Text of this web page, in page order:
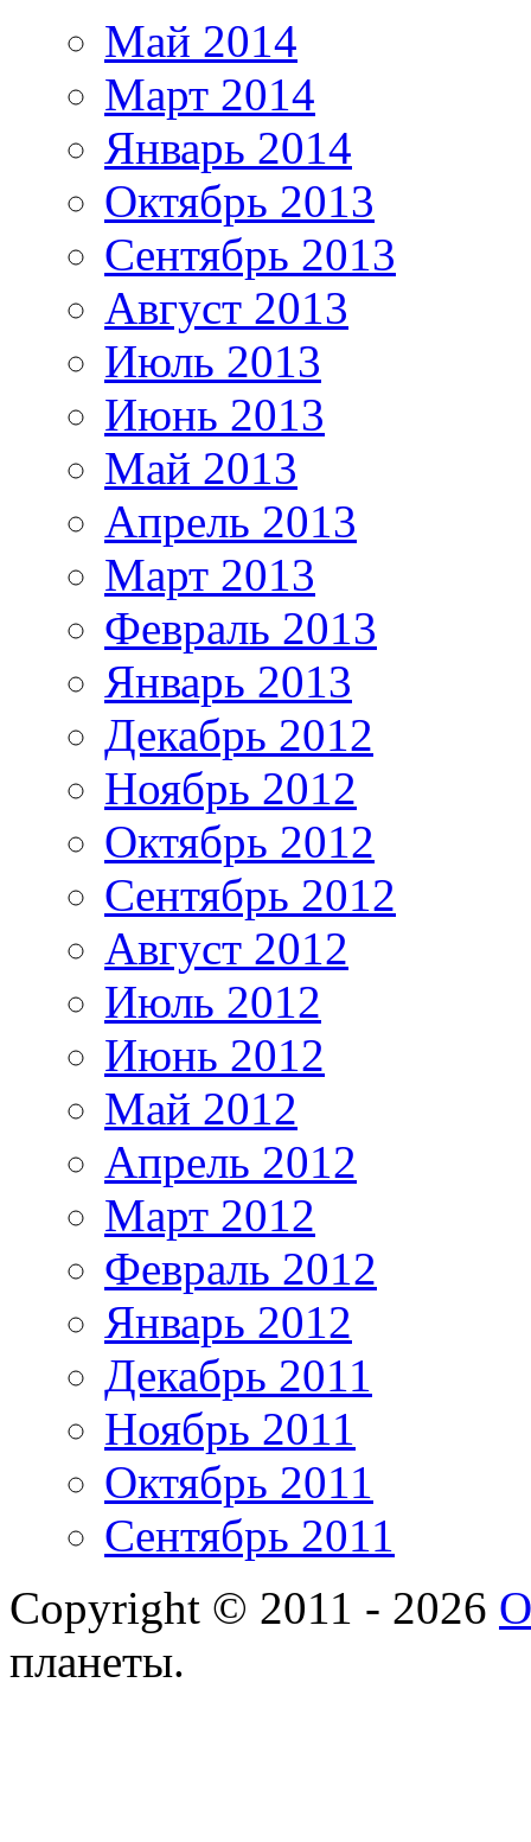
Май 2014
Март 2014
Январь 2014
Октябрь 2013
Сентябрь 2013
Август 2013
Июль 2013
Июнь 2013
Май 2013
Апрель 2013
Март 2013
Февраль 2013
Январь 2013
Декабрь 2012
Ноябрь 2012
Октябрь 2012
Сентябрь 2012
Август 2012
Июль 2012
Июнь 2012
Май 2012
Апрель 2012
Март 2012
Февраль 2012
Январь 2012
Декабрь 2011
Ноябрь 2011
Октябрь 2011
Сентябрь 2011
Copyright © 2011 - 2026
планеты.